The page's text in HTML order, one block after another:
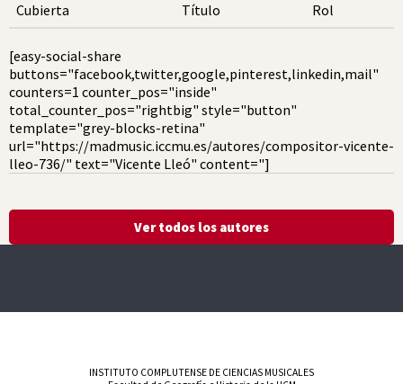
Cubierta Título Rol
[easy-social-share
buttons="facebook,twitter,google,pinterest,linkedin,mail"
counters=1 counter_pos="inside"
total_counter_pos="rightbig" style="button"
template="grey-blocks-retina"
url="https://madmusic.iccmu.es/autores/compositor-vicente-
lleo-736/" text="Vicente Lleó" content="]
Ver todos los autores
INSTITUTO COMPLUTENSE DE CIENCIAS MUSICALES